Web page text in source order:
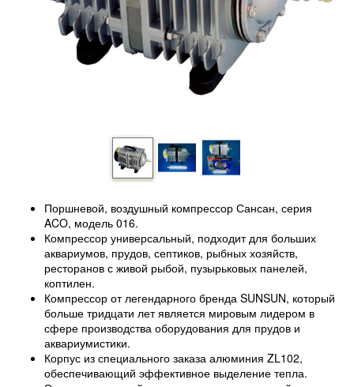
Поршневой, воздушный компрессор Сансан, серия
ACO, модель 016.
Компрессор универсальный, подходит для больших
аквариумов, прудов, септиков, рыбных хозяйств,
ресторанов с живой рыбой, пузырьковых панелей,
коптилен.
Компрессор от легендарного бренда SUNSUN, который
больше тридцати лет является мировым лидером в
сфере производства оборудования для прудов и
аквариумистики.
Корпус из специального заказа алюминия ZL102,
обеспечивающий эффективное выделение тепла.